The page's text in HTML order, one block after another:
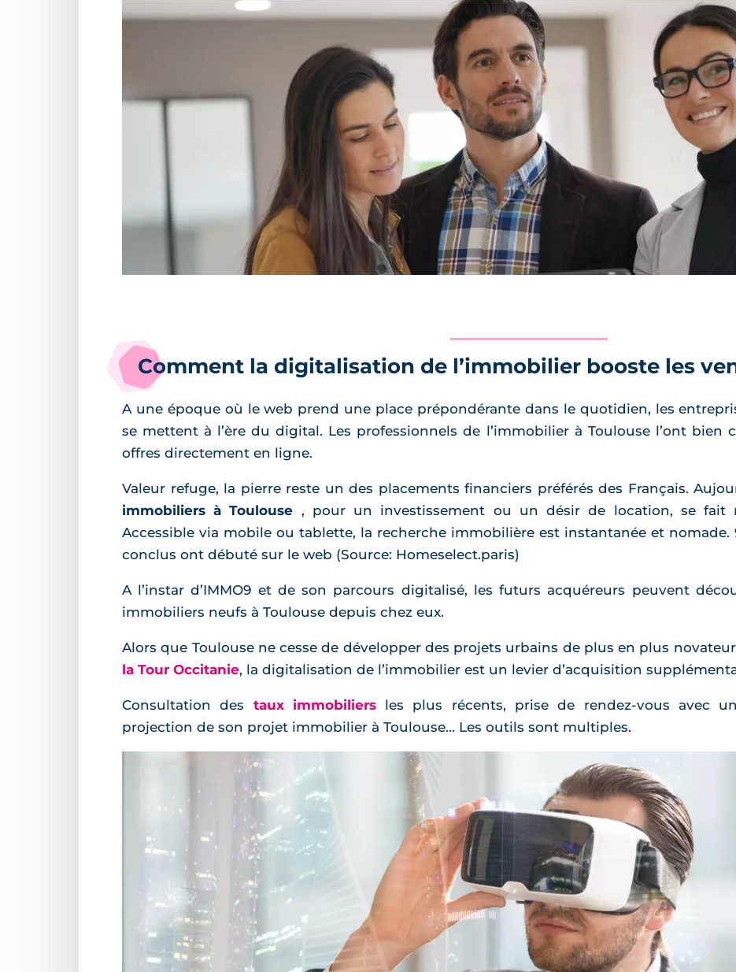
Comment la digitalisation de l’immobilier booste les
A une époque où le web prend une place prépondérante dans le quotidien, les
se mettent à l’ère du digital. Les professionnels de l’immobilier à Toulouse l’ont bien
offres directement en ligne.
Valeur refuge, la pierre reste un des placements financiers préférés des Français.
immobiliers à Toulouse , pour un investissement ou un désir de location, se fait
Accessible via mobile ou tablette, la recherche immobilière est instantanée et nomade.
conclus ont débuté sur le web (Source: Homeselect.paris)
A l’instar d’IMMO9 et de son parcours digitalisé, les futurs acquéreurs peuvent
immobiliers neufs à Toulouse depuis chez eux.
Alors que Toulouse ne cesse de développer des projets urbains de plus en plus
la Tour Occitanie, la digitalisation de l’immobilier est un levier d’acquisition
Consultation des taux immobiliersles plus récents, prise de rendez-vous avec
projection de son projet immobilier à Toulouse... Les outils sont multiples.